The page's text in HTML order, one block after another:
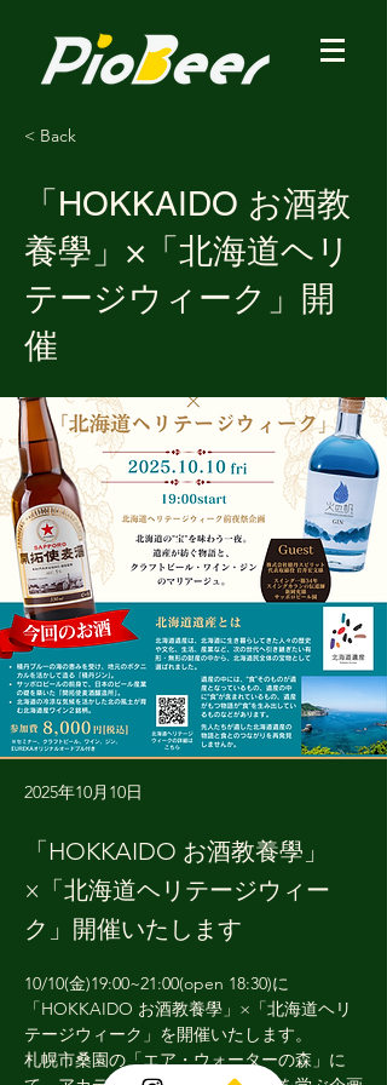
< Back
「HOKKAIDO お酒教
養學」×「北海道ヘリ
テージウィーク」開
催
2025年10月10日
「HOKKAIDO お酒教養學」
×「北海道ヘリテージウィー
ク」開催いたします
10/10(金)19:00~21:00(open 18:30)に
「HOKKAIDO お酒教養學」×「北海道ヘリ
テージウィーク」を開催いたします。
札幌市桑園の「エア・ウォーターの森」に